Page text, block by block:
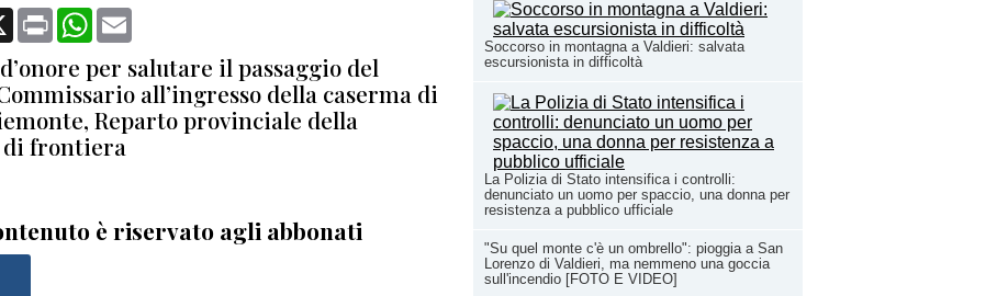
Soccorso in montagna a Valdieri: salvata
escursionista in difficoltà
La Polizia di Stato intensifica i controlli:
denunciato un uomo per spaccio, una donna per
resistenza a pubblico ufficiale
"Su quel monte c'è un ombrello": pioggia a San
Lorenzo di Valdieri, ma nemmeno una goccia
sull'incendio [FOTO E VIDEO]
X Print WhatsApp
per salutare il passaggio del
all’ingresso della caserma di
Reparto provinciale della
frontiera
è riservato agli abbonati